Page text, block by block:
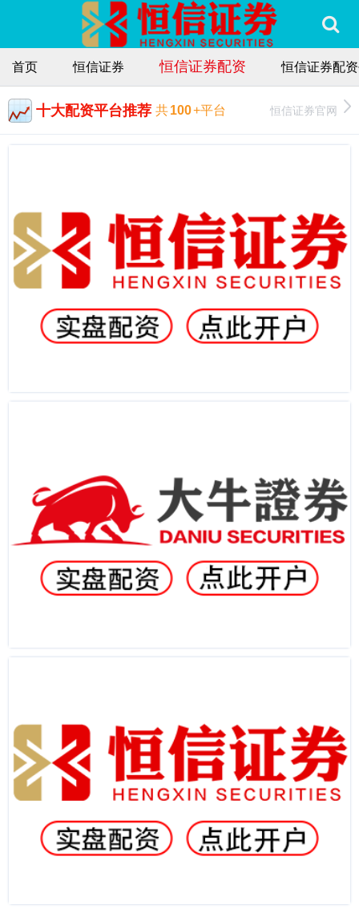
首页 恒信证券 恒信证券配资 恒信证券配
十大配资平台推荐 共100+平台 恒信证券官网